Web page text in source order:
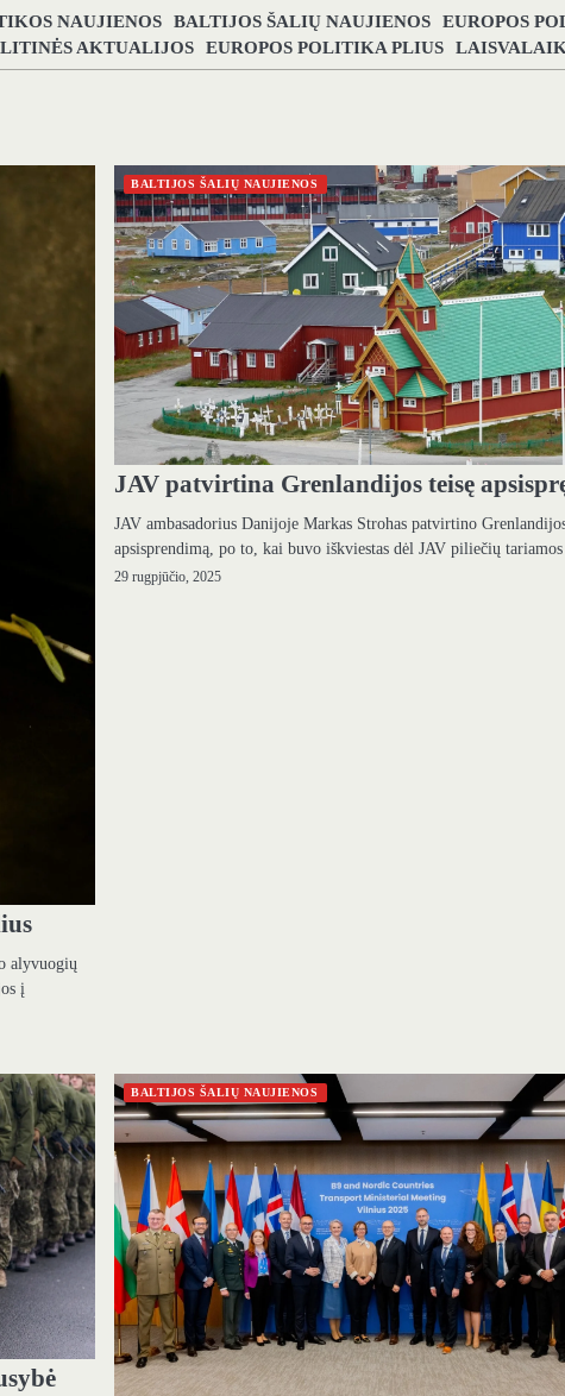
NAUJIENOS BALTIJOS ŠALIŲ NAUJIENOS EUROPOS
AKTUALIJOS EUROPOS POLITIKA PLIUS
alyvuogių
į
BALTIJOS ŠALIŲ NAUJIENOS
JAV patvirtina Grenlandijos teisę
JAV ambasadorius Danijoje Markas Strohas patvirtino
apsisprendimą, po to, kai buvo iškviestas dėl JAV piliečių
29 rugpjūčio, 2025
BALTIJOS ŠALIŲ NAUJIENOS